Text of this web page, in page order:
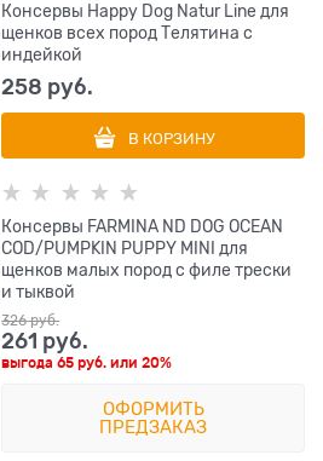
Консервы Happy Dog Natur Line для
щенков всех пород Телятина с
индейкой
258 руб.
В КОРЗИНУ
Консервы FARMINA ND DOG OCEAN
COD/PUMPKIN PUPPY MINI для
щенков малых пород с филе трески
и тыквой
326 руб.
261 руб.
выгода65 руб. или20%
ОФОРМИТЬ
ПРЕДЗАКАЗ